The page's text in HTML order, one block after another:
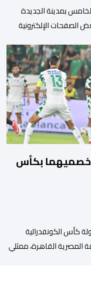
بمدينة الجديدة
الصفحات الإلكترونية
رفض استقبالها أو
المعنية حضرت إلى
وإخضاعها […]
خصميهما بكأس
كأس الكونفدرالية
المصرية القاهرة، ممثلي